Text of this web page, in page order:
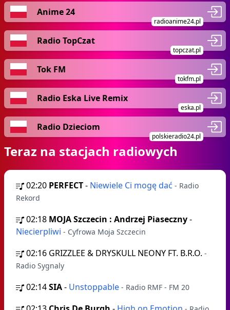
Anime 24
radioanime24.pl
Radio TopCzat
topczat.pl
Tok FM
tokfm.pl
Radio Eska Live Remix
eska.pl
Radio Dzieciom
polskieradio24.pl
Teraz na stacjach radiowych
02:20 PERFECT- Niewiele Ci mogę dać - Radio
Rekord
02:18 MOJA Szczecin : Andrzej Piaseczny-
Niecierpliwi - Cyfrowa Moja Szczecin
02:16 GRIZZLEE & DRYSKULL NEONY FT. B.R.O. -
Radio Sygnaly
02:14SIA- Unstoppable - Radio RMF - FM 20